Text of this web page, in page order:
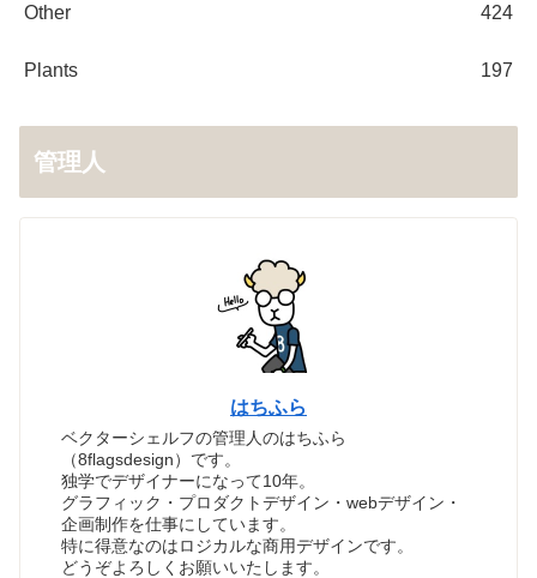
Other 424
Plants 197
管理人
はちふら
ベクターシェルフの管理人のはちふら
（8flagsdesign）です。
独学でデザイナーになって10年。
グラフィック・プロダクトデザイン・webデザイン・
企画制作を仕事にしています。
特に得意なのはロジカルな商用デザインです。
どうぞよろしくお願いいたします。